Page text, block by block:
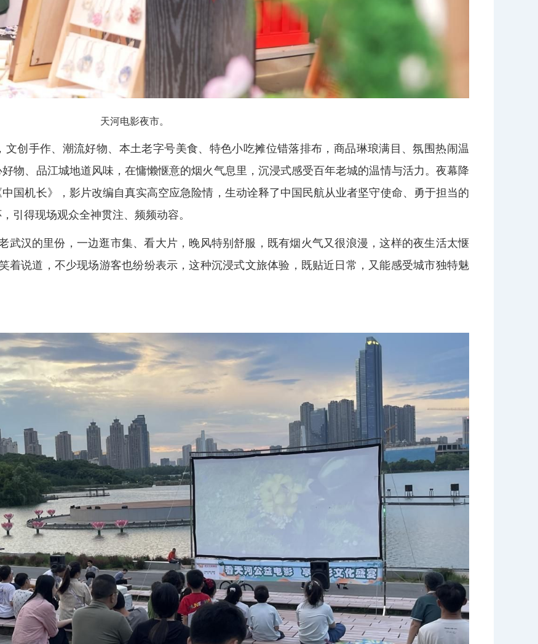
天河电影夜市。
创手作、潮流好物、本土老字号美食、特色小吃摊位错落排布，商品琳琅满目、氛围热闹温
物、品江城地道风味，在慵懒惬意的烟火气息里，沉浸式感受百年老城的温情与活力。夜幕降
国机长》，影片改编自真实高空应急险情，生动诠释了中国民航从业者坚守使命、勇于担当的
引得现场观众全神贯注、频频动容。
武汉的里份，一边逛市集、看大片，晚风特别舒服，既有烟火气又很浪漫，这样的夜生活太惬
着说道，不少现场游客也纷纷表示，这种沉浸式文旅体验，既贴近日常，又能感受城市独特魅